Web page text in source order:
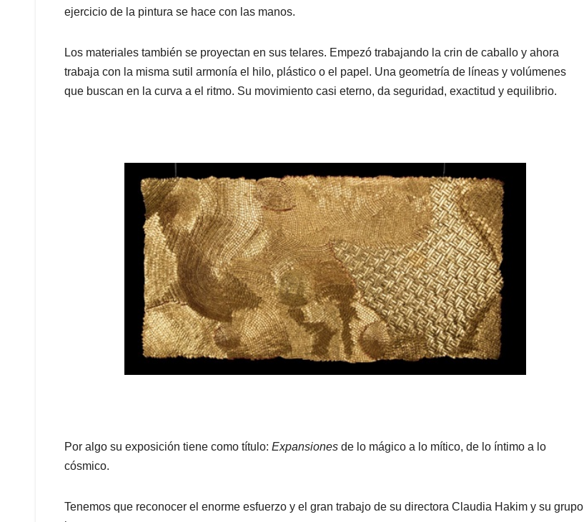
ejercicio de la pintura se hace con las manos.
Los materiales también se proyectan en sus telares. Empezó trabajando la crin de caballo y ahora
trabaja con la misma sutil armonía el hilo, plástico o el papel. Una geometría de líneas y volúmenes
que buscan en la curva a el ritmo. Su movimiento casi eterno, da seguridad, exactitud y equilibrio.
Por algo su exposición tiene como título: Expansiones de lo mágico a lo mítico, de lo íntimo a lo
cósmico.
Tenemos que reconocer el enorme esfuerzo y el gran trabajo de su directora Claudia Hakim y su grupo